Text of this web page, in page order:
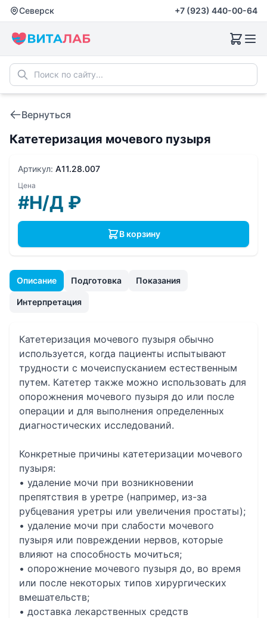
Северск +7 (923) 440-00-64
Вернуться
Катетеризация мочевого пузыря
Описание Подготовка Показания
Интерпретация
Катетеризация мочевого пузыря обычно
используется, когда пациенты испытывают
трудности с мочеиспусканием естественным
путем. Катетер также можно использовать для
опорожнения мочевого пузыря до или после
операции и для выполнения определенных
диагностических исследований.
Конкретные причины катетеризации мочевого
пузыря:
• удаление мочи при возникновении
препятствия в уретре (например, из-за
рубцевания уретры или увеличения простаты);
• удаление мочи при слабости мочевого
пузыря или повреждении нервов, которые
влияют на способность мочиться;
• опорожнение мочевого пузыря до, во время
или после некоторых типов хирургических
вмешательств;
• доставка лекарственных средств
Артикул: A11.28.007
Цена
#Н/Д ₽
В корзину